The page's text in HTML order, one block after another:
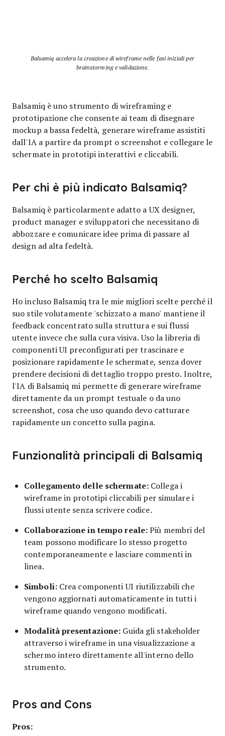
Balsamiq accelera la creazione di wireframe nelle fasi iniziali per
brainstorming e validazione.
Balsamiq è uno strumento di wireframing e
prototipazione che consente ai team di disegnare
mockup a bassa fedeltà, generare wireframe assistiti
dall'IA a partire da prompt o screenshot e collegare le
schermate in prototipi interattivi e cliccabili.
Per chi è più indicato Balsamiq?
Balsamiq è particolarmente adatto a UX designer,
product manager e sviluppatori che necessitano di
abbozzare e comunicare idee prima di passare al
design ad alta fedeltà.
Perché ho scelto Balsamiq
Ho incluso Balsamiq tra le mie migliori scelte perché il
suo stile volutamente 'schizzato a mano' mantiene il
feedback concentrato sulla struttura e sui flussi
utente invece che sulla cura visiva. Uso la libreria di
componenti UI preconfigurati per trascinare e
posizionare rapidamente le schermate, senza dover
prendere decisioni di dettaglio troppo presto. Inoltre,
l'IA di Balsamiq mi permette di generare wireframe
direttamente da un prompt testuale o da uno
screenshot, cosa che uso quando devo catturare
rapidamente un concetto sulla pagina.
Funzionalità principali di Balsamiq
Collegamento delle schermate:Collega i
wireframe in prototipi cliccabili per simulare i
flussi utente senza scrivere codice.
Collaborazione in tempo reale:Più membri del
team possono modificare lo stesso progetto
contemporaneamente e lasciare commenti in
linea.
Simboli:Crea componenti UI riutilizzabili che
vengono aggiornati automaticamente in tutti i
wireframe quando vengono modificati.
Modalità presentazione: Guida gli stakeholder
attraverso i wireframe in una visualizzazione a
schermo intero direttamente all'interno dello
strumento.
Pros and Cons
Pros: